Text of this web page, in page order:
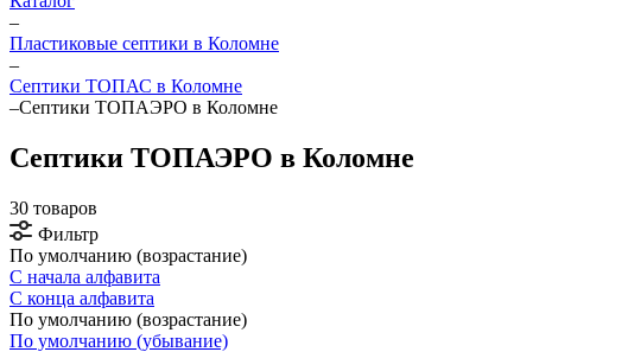
–
Пластиковые септики в Коломне
–
Септики ТОПАС в Коломне
–Септики ТОПАЭРО в Коломне
Септики ТОПАЭРО в Коломне
30 товаров
Фильтр
По умолчанию (возрастание)
С начала алфавита
С конца алфавита
По умолчанию (возрастание)
По умолчанию (убывание)